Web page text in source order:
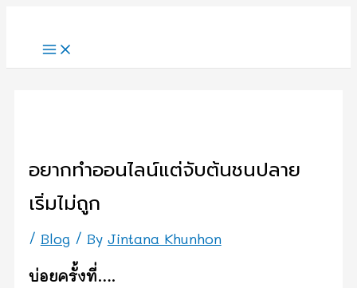
content
อยากทำออนไลน์แต่จับต้นชนปลาย
เริ่มไม่ถูก
/ Blog / By Jintana Khunhon
บ่อยครั้งที่….